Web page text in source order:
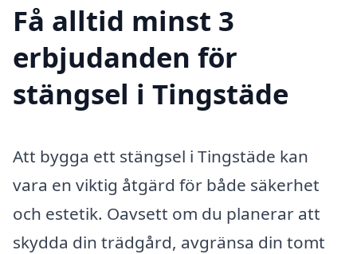
Få alltid minst 3
erbjudanden för
stängsel i Tingstäde
Att bygga ett stängsel i Tingstäde kan
vara en viktig åtgärd för både säkerhet
och estetik. Oavsett om du planerar att
skydda din trädgård, avgränsa din tomt